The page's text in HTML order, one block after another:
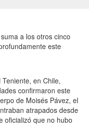
a los otros cinco
este
en Chile,
confirmaron este
de Moisés Pávez, el
atrapados desde
oficializó que no hubo